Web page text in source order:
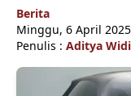
Berita
Minggu, 6 April
Penulis : Aditya